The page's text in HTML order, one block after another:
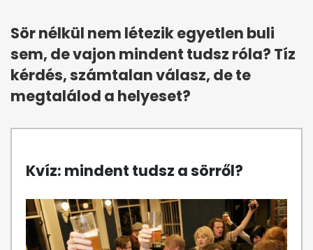
Sör nélkül nem létezik egyetlen buli
sem, de vajon mindent tudsz róla? Tíz
kérdés, számtalan válasz, de te
megtalálod a helyeset?
Kvíz: mindent tudsz a sörről?